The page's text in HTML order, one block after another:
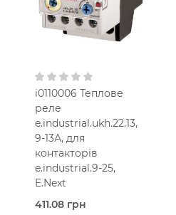
1-1,6 А
IP20
В кошик
i0110006 Теплове
реле
e.industrial.ukh.22.13,
9-13А, для
контакторів
e.industrial.9-25,
E.Next
411.08 грн